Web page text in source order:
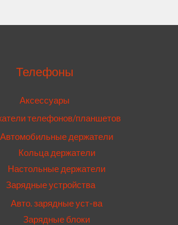
Телефоны
Аксессуары
телефонов/планшетов
Автомобильные держатели
Кольца держатели
Настольные держатели
Зарядные устройства
Авто. зарядные уст-ва
Зарядные блоки